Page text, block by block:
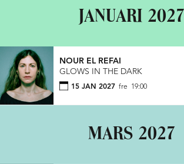
JANUARI 2027
NOUR EL REFAI
GLOWS IN THE DARK
15 JAN 2027 fre 19:00
MARS 2027